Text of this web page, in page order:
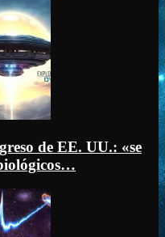
de EE. UU.: «se